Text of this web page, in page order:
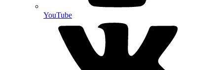
YouTube